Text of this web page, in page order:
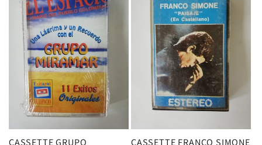
n
:
CASSETTE GRUPO
CASSETTE FRANCO SIMONE